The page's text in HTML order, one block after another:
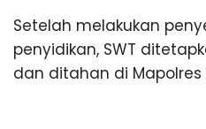
Setelah melakukan
penyidikan, SWT
dan ditahan di